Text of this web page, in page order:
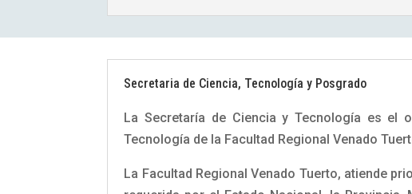
Secretaria de Ciencia, Tecnología y Posgrado
La Secretaría de Ciencia y Tecnología es el
Tecnología de la Facultad Regional Venado
La Facultad Regional Venado Tuerto, atiende